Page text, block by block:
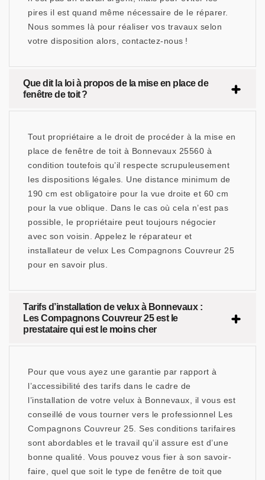
pires il est quand même nécessaire de le réparer.
Nous sommes là pour réaliser vos travaux selon
votre disposition alors, contactez-nous !
Que dit la loi à propos de la mise en place de
fenêtre de toit ?
Tout propriétaire a le droit de procéder à la mise en
place de fenêtre de toit à Bonnevaux 25560 à
condition toutefois qu’il respecte scrupuleusement
les dispositions légales. Une distance minimum de
190 cm est obligatoire pour la vue droite et 60 cm
pour la vue oblique. Dans le cas où cela n’est pas
possible, le propriétaire peut toujours négocier
avec son voisin. Appelez le réparateur et
installateur de velux Les Compagnons Couvreur 25
pour en savoir plus.
Tarifs d’installation de velux à Bonnevaux :
Les Compagnons Couvreur 25 est le
prestataire qui est le moins cher
Pour que vous ayez une garantie par rapport à
l’accessibilité des tarifs dans le cadre de
l’installation de votre velux à Bonnevaux, il vous est
conseillé de vous tourner vers le professionnel Les
Compagnons Couvreur 25. Ses conditions tarifaires
sont abordables et le travail qu’il assure est d’une
bonne qualité. Vous pouvez vous fier à son savoir-
faire, quel que soit le type de fenêtre de toit que